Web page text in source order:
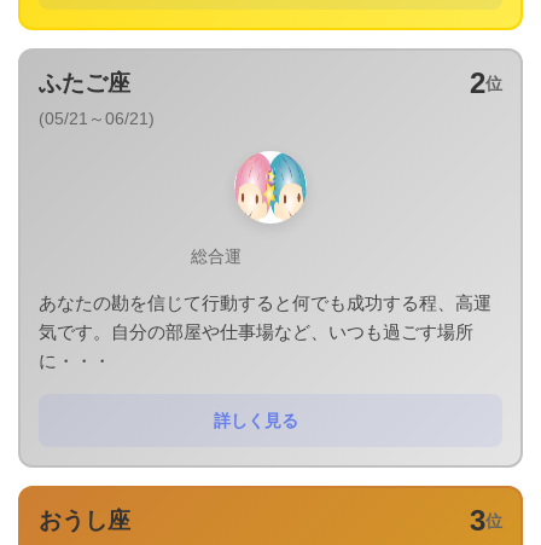
2位
ふたご座
(05/21～06/21)
総合運
あなたの勘を信じて行動すると何でも成功する程、高運
気です。自分の部屋や仕事場など、いつも過ごす場所
に・・・
詳しく見る
3位
おうし座